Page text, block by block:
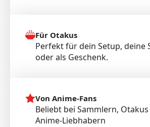
Für Otakus
Perfekt für dein Setup, deine
oder als Geschenk.
Von Anime-Fans
Beliebt bei Sammlern,
Anime-Liebhabern